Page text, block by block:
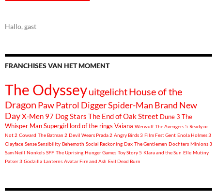
Hallo, gast
FRANCHISES VAN HET MOMENT
The OdysseyuitgelichtHouse of the
Dragon Paw Patrol DiggerSpider-Man Brand New
DayX-Men 97 Dog Stars The End of Oak Street Dune 3 The
Whisper Man Supergirl lord of the rings Vaiana Werwulf The Avengers 5 Ready or
Not 2 Coward The Batman 2 Devil Wears Prada 2 Angry Birds 3 Film Fest Gent Enola Holmes 3
Clayface Sense Sensibility Behemoth Social Reckoning Dax The Gentlemen Dochters Minions 3
Sam Neill Nonkels SFF The Uprising Hunger Games Toy Story 5 Klara and the Sun Elle Mutiny
Patser 3 Godzilla Lanterns Avatar Fire and Ash Evil Dead Burn